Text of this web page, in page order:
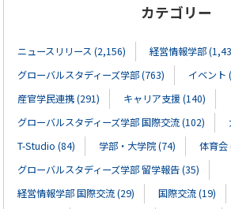
カテゴリー
ニュースリリース (2,156)
経営情報学部
グローバルスタディーズ学部 (763)
イベント
産官学民連携 (291)
キャリア支援 (140)
グローバルスタディーズ学部 国際交流 (102)
T-Studio (84)
学部・大学院 (74) 体育会
グローバルスタディーズ学部 留学報告 (35)
経営情報学部 国際交流 (29)
国際交流 (19)